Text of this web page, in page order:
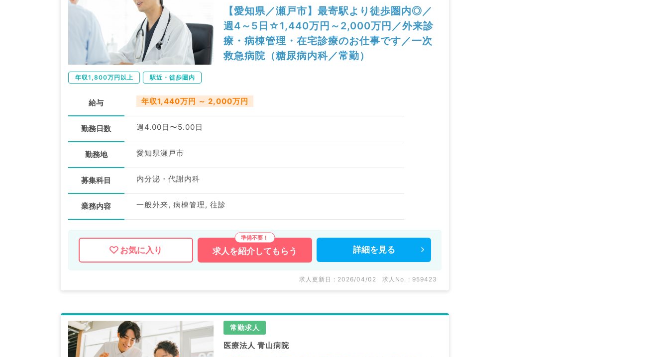
【愛知県／瀬戸市】最寄駅より徒歩圏内◎／
週4～5日☆1,440万円～2,000万円／外来診
療・病棟管理・在宅診療のお仕事です／一次
救急病院（糖尿病内科／常勤）
年収1,800万円以上 駅近・徒歩圏内
給与 年収1,440万円 ～ 2,000万円
勤務日数 週4.00日〜5.00日
勤務地 愛知県瀬戸市
募集科目 内分泌・代謝内科
業務内容 一般外来, 病棟管理, 往診
お気に入り 求人を紹介してもらう 詳細を 見る
求人更新日 : 2026/04/02 求人No. : 959423
常勤求人
医療法人 青山病院